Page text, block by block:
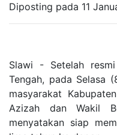
Diposting pada 11
Slawi - Setelah
Tengah, pada Selasa
masyarakat
Azizah dan Wakil
menyatakan siap